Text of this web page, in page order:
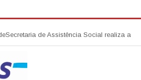
de Assistência Social realiza abertura da